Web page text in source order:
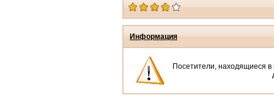
Информация
Посетители, находящиеся в